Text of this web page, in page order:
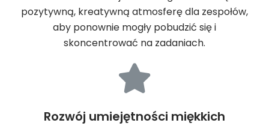
pozytywną, kreatywną atmosferę dla zespołów,
aby ponownie mogły pobudzić się i
skoncentrować na zadaniach.
Rozwój umiejętności miękkich